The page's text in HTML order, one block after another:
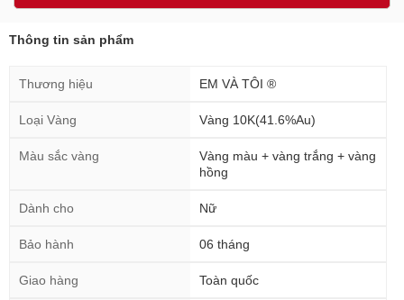
Thông tin sản phẩm
Thương hiệu EM VÀ TÔI ®
Loại Vàng Vàng 10K(41.6%Au)
Màu sắc vàng
Vàng màu + vàng trắng + vàng
hồng
Dành cho Nữ
Bảo hành 06 tháng
Giao hàng Toàn quốc